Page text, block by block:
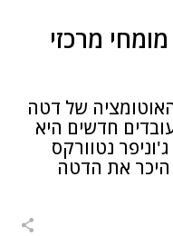
מרכזי
של דטה
חדשים היא
נטוורקס
את הדטה